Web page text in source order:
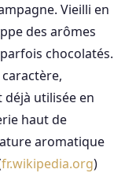
Vieilli en
des arômes
chocolatés.
déjà utilisée en
haut de
aromatique
fr.wikipedia.org)